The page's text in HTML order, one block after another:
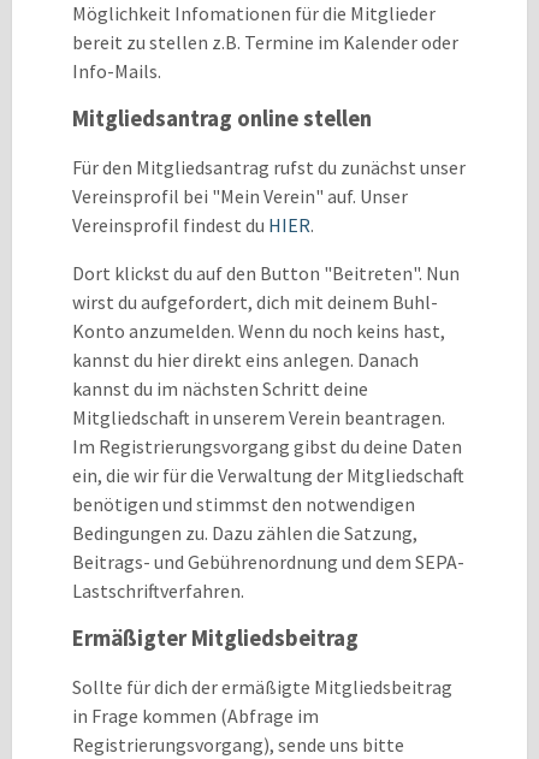
Möglichkeit Infomationen für die Mitglieder
bereit zu stellen z.B. Termine im Kalender oder
Info-Mails.
Mitgliedsantrag online stellen
Für den Mitgliedsantrag rufst du zunächst unser
Vereinsprofil bei "Mein Verein" auf. Unser
Vereinsprofil findest du HIER.
Dort klickst du auf den Button "Beitreten". Nun
wirst du aufgefordert, dich mit deinem Buhl-
Konto anzumelden. Wenn du noch keins hast,
kannst du hier direkt eins anlegen. Danach
kannst du im nächsten Schritt deine
Mitgliedschaft in unserem Verein beantragen.
Im Registrierungsvorgang gibst du deine Daten
ein, die wir für die Verwaltung der Mitgliedschaft
benötigen und stimmst den notwendigen
Bedingungen zu. Dazu zählen die Satzung,
Beitrags- und Gebührenordnung und dem SEPA-
Lastschriftverfahren.
Ermäßigter Mitgliedsbeitrag
Sollte für dich der ermäßigte Mitgliedsbeitrag
in Frage kommen (Abfrage im
Registrierungsvorgang), sende uns bitte